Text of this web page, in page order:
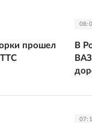
прошел
В